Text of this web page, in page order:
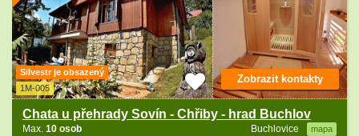
Silvestr je obsazený
1M-005
Chata u přehrady Sovín - Chřiby - hrad Buchlov
Buchlovice mapa
Max. 10 osob
Zobrazit kontakty